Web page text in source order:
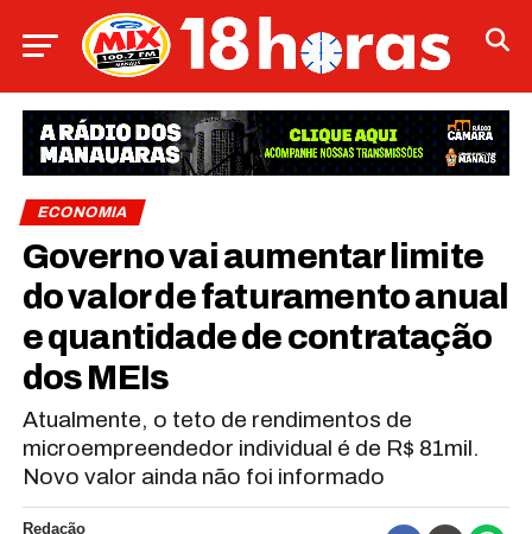
ECONOMIA
Governo vai aumentar limite
do valor de faturamento anual
e quantidade de contratação
dos MEIs
Atualmente, o teto de rendimentos de
microempreendedor individual é de R$ 81mil.
Novo valor ainda não foi informado
Redação